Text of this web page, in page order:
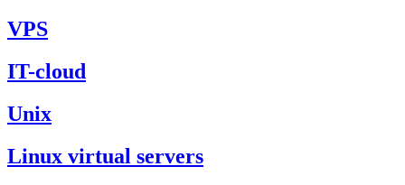
VPS
IT-cloud
Unix
Linux virtual servers